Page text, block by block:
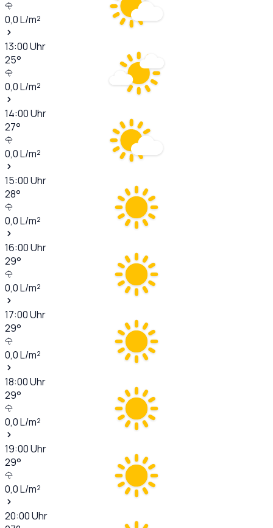
0,0L/m²
13:00Uhr
25°
0,0L/m²
14:00Uhr
27°
0,0L/m²
15:00Uhr
28°
0,0L/m²
16:00Uhr
29°
0,0L/m²
17:00Uhr
29°
0,0L/m²
18:00Uhr
29°
0,0L/m²
19:00Uhr
29°
0,0L/m²
20:00Uhr